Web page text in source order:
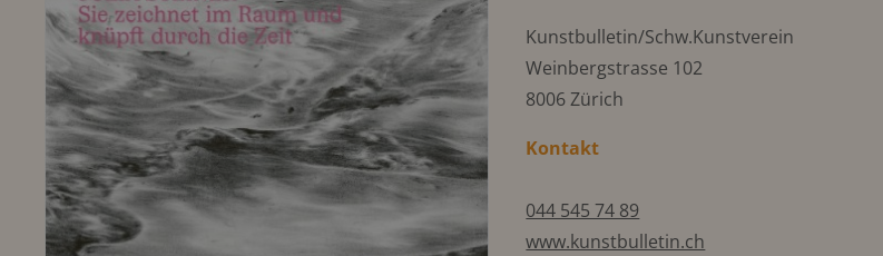
Kunstbulletin/Schw.Kunstverein
Weinbergstrasse 102
8006 Zürich
Kontakt
044 545 74 89
www.kunstbulletin.ch